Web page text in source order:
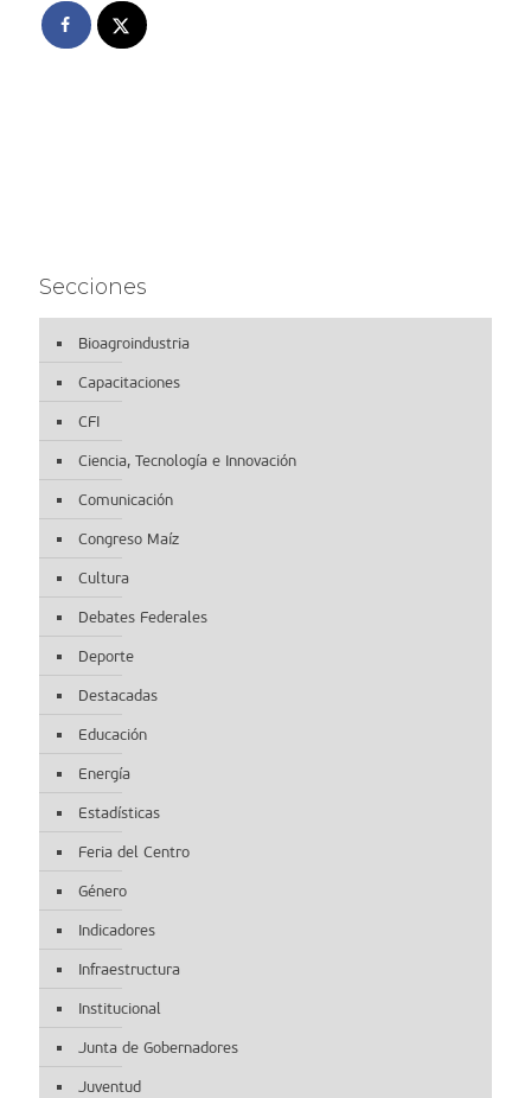
Secciones
Bioagroindustria
Capacitaciones
CFI
Ciencia, Tecnología e Innovación
Comunicación
Congreso Maíz
Cultura
Debates Federales
Deporte
Destacadas
Educación
Energía
Estadísticas
Feria del Centro
Género
Indicadores
Infraestructura
Institucional
Junta de Gobernadores
Juventud